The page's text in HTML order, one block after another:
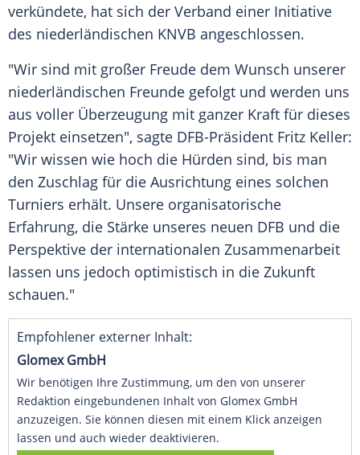
verkündete, hat sich der Verband einer Initiative
des niederländischen KNVB angeschlossen.
"Wir sind mit großer Freude dem Wunsch unserer
niederländischen Freunde gefolgt und werden uns
aus voller Überzeugung mit ganzer Kraft für dieses
Projekt einsetzen", sagte DFB-Präsident Fritz Keller:
"Wir wissen wie hoch die Hürden sind, bis man
den Zuschlag für die Ausrichtung eines solchen
Turniers erhält. Unsere organisatorische
Erfahrung, die Stärke unseres neuen DFB und die
Perspektive der internationalen Zusammenarbeit
lassen uns jedoch optimistisch in die Zukunft
schauen."
Empfohlener externer Inhalt:
Glomex GmbH
Wir benötigen Ihre Zustimmung, um den von unserer
Redaktion eingebundenen Inhalt von Glomex GmbH
anzuzeigen. Sie können diesen mit einem Klick anzeigen
lassen und auch wieder deaktivieren.